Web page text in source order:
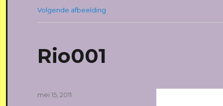
Volgende afbeelding
Rio001
Geplaatst
mei 15, 2011